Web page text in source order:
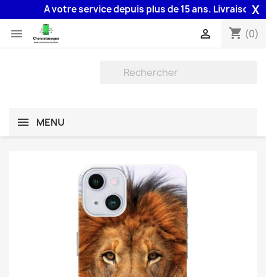
A votre service depuis plus de 15 ans. Livraison 48H
X
 shopping_cart (0)

MENU